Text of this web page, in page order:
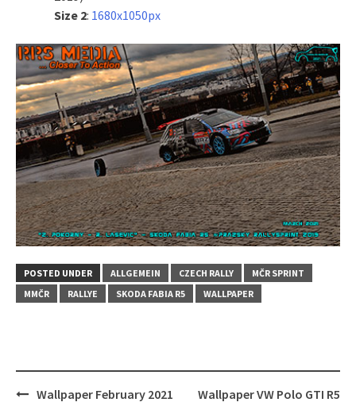
Size 2: 1680x1050px
POSTED UNDER ALLGEMEIN CZECH RALLY
MČR SPRINT
MMČR
RALLYE SKODA FABIA R5 WALLPAPER
PostWallpaper February 2021 Wallpaper VW Polo GTI R5